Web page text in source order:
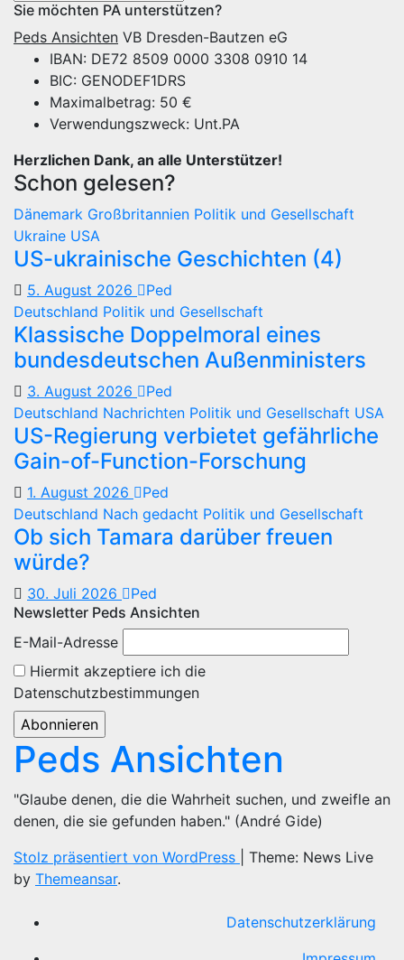
Sie möchten PA unterstützen?
Peds Ansichten VB Dresden-Bautzen eG
IBAN: DE72 8509 0000 3308 0910 14
BIC: GENODEF1DRS
Maximalbetrag: 50 €
Verwendungszweck: Unt.PA
Herzlichen Dank, an alle Unterstützer!
Schon gelesen?
Dänemark Großbritannien Politik und Gesellschaft
Ukraine USA
US-ukrainische Geschichten (4)
5. August 2026
Ped
Deutschland Politik und Gesellschaft
Klassische Doppelmoral eines
bundesdeutschen Außenministers
3. August 2026
Ped
Deutschland Nachrichten Politik und Gesellschaft USA
US-Regierung verbietet gefährliche
Gain-of-Function-Forschung
1. August 2026
Ped
Deutschland Nach gedacht Politik und Gesellschaft
Ob sich Tamara darüber freuen
würde?
30. Juli 2026
Ped
Newsletter Peds Ansichten
E-Mail-Adresse
Hiermit akzeptiere ich die
Datenschutzbestimmungen
Peds Ansichten
"Glaube denen, die die Wahrheit suchen, und zweifle an
denen, die sie gefunden haben." (André Gide)
Stolz präsentiert von WordPress
Theme: News Live
by Themeansar.
Datenschutzerklärung